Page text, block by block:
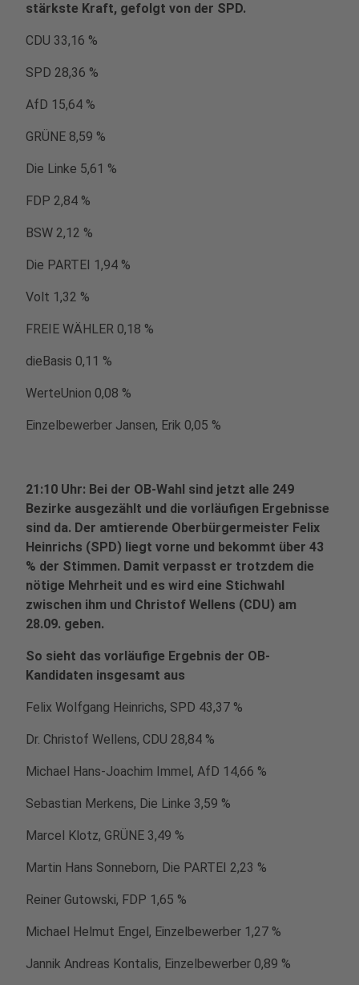
stärkste Kraft, gefolgt von der SPD.
CDU 33,16 %
SPD 28,36 %
AfD 15,64 %
GRÜNE 8,59 %
Die Linke 5,61 %
FDP 2,84 %
BSW 2,12 %
Die PARTEI 1,94 %
Volt 1,32 %
FREIE WÄHLER 0,18 %
dieBasis 0,11 %
WerteUnion 0,08 %
Einzelbewerber Jansen, Erik 0,05 %
21:10 Uhr: Bei der OB-Wahl sind jetzt alle 249
Bezirke ausgezählt und die vorläufigen Ergebnisse
sind da. Der amtierende Oberbürgermeister Felix
Heinrichs (SPD) liegt vorne und bekommt über 43
% der Stimmen. Damit verpasst er trotzdem die
nötige Mehrheit und es wird eine Stichwahl
zwischen ihm und Christof Wellens (CDU) am
28.09. geben.
So sieht das vorläufige Ergebnis der OB-
Kandidaten insgesamt aus
Felix Wolfgang Heinrichs, SPD 43,37 %
Dr. Christof Wellens, CDU 28,84 %
Michael Hans-Joachim Immel, AfD 14,66 %
Sebastian Merkens, Die Linke 3,59 %
Marcel Klotz, GRÜNE 3,49 %
Martin Hans Sonneborn, Die PARTEI 2,23 %
Reiner Gutowski, FDP 1,65 %
Michael Helmut Engel, Einzelbewerber 1,27 %
Jannik Andreas Kontalis, Einzelbewerber 0,89 %